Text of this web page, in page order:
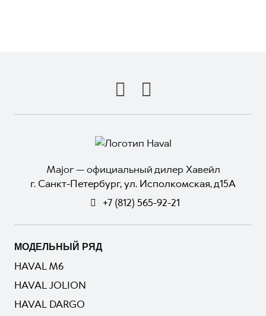
Major — официальный дилер Хавейл
г. Санкт-Петербург, ул. Исполкомская, д15А
+7 (812) 565-92-21
МОДЕЛЬНЫЙ РЯД
HAVAL M6
HAVAL JOLION
HAVAL DARGO